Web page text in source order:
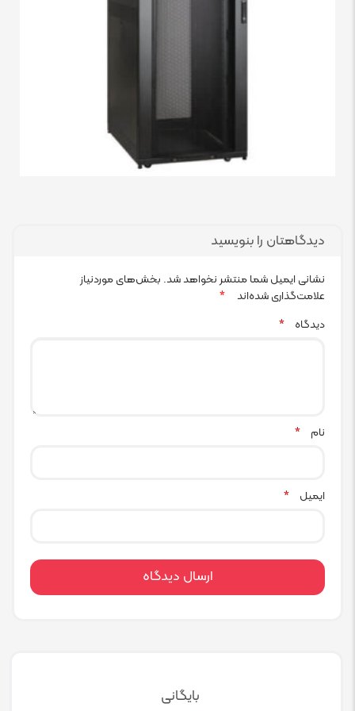
دیدگاهتان را بنویسید
نشانی ایمیل شما منتشر نخواهد شد. بخش‌های موردنیاز
علامت‌گذاری شده‌اند
*
دیدگاه
*
نام *
ایمیل *
بایگانی